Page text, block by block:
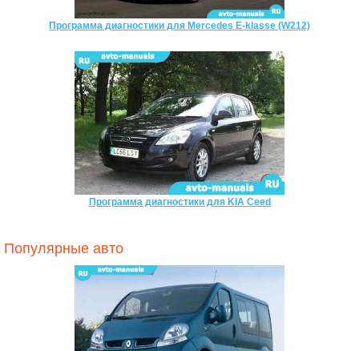
Программа диагностики для Mercedes E-klasse (W212)
Программа диагностики для KIA Ceed
Популярные авто